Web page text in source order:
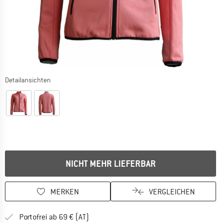
Detailansichten
NICHT MEHR LIEFERBAR
MERKEN VERGLEICHEN
Portofrei ab 69 € (AT)